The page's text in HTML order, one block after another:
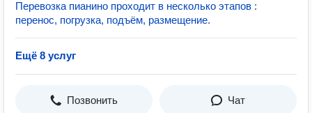
Перевозка пианино проходит в несколько этапов :
перенос, погрузка, подъём, размещение.
Ещё 8 услуг
Позвонить Чат